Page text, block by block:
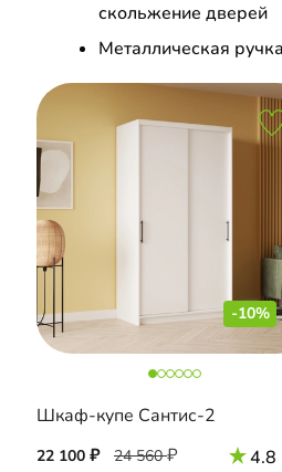
скольжение дверей
Металлическая
-10%
Шкаф-купе Сантис-2
22 100 24 560 4.8